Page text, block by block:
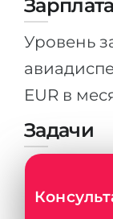
Подготовка
Подготовка
Математика
Портфолио
Земли
Школы 11
Школы 12
Колледжа
IB-Diploma
1 курса
2-3 курса
Бакалавриата
Зарплата
Уровень
EUR в
Задачи